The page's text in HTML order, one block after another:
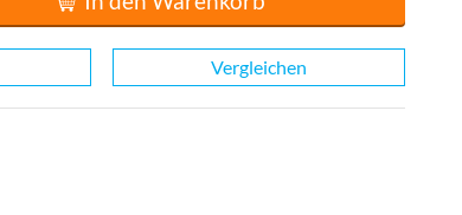
Vergleichen